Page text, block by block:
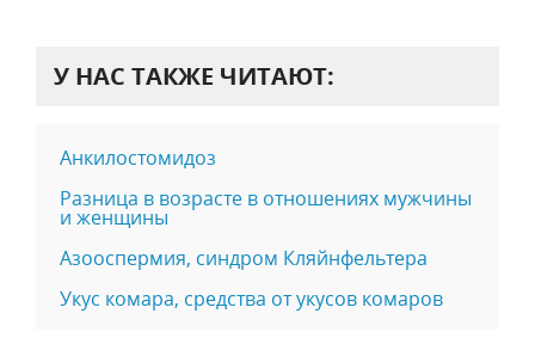
У НАС ТАКЖЕ ЧИТАЮТ:
Анкилостомидоз
Разница в возрасте в отношениях мужчины
и женщины
Азооспермия, синдром Кляйнфельтера
Укус комара, средства от укусов комаров